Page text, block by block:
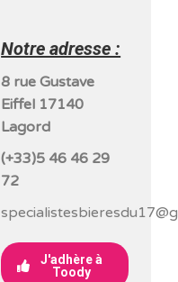
Notre adresse :
8 rue Gustave
Eiffel 17140
Lagord
(+33)5 46 46 29
72
J'adhère à
Toody